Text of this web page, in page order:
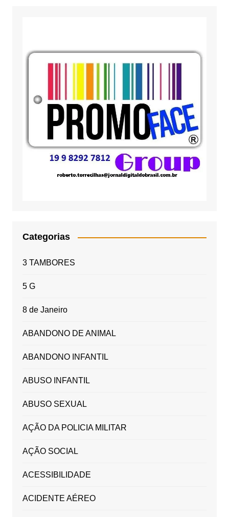
Categorias
3 TAMBORES
5 G
8 de Janeiro
ABANDONO DE ANIMAL
ABANDONO INFANTIL
ABUSO INFANTIL
ABUSO SEXUAL
AÇÃO DA POLICIA MILITAR
AÇÃO SOCIAL
ACESSIBILIDADE
ACIDENTE AÉREO